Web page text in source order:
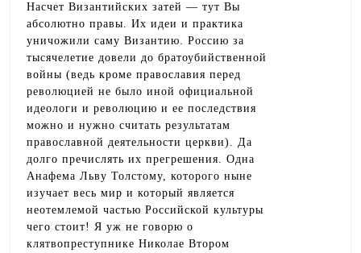
Насчет Византийских затей — тут Вы
абсолютно правы. Их идеи и практика
уничожили саму Византию. Россию за
тысячелетие довели до братоубийственной
войны (ведь кроме православия перед
революцией не было иной официальной
идеологи и революцию и ее последствия
можно и нужно считать результатам
православной деятельности церкви). Да
долго пречислять их прегрешения. Одна
Анафема Льву Толстому, которого ныне
изучает весь мир и который является
неотемлемой частью Российской культуры
чего стоит! Я уж не говорю о
клятвопреступнике Николае Втором